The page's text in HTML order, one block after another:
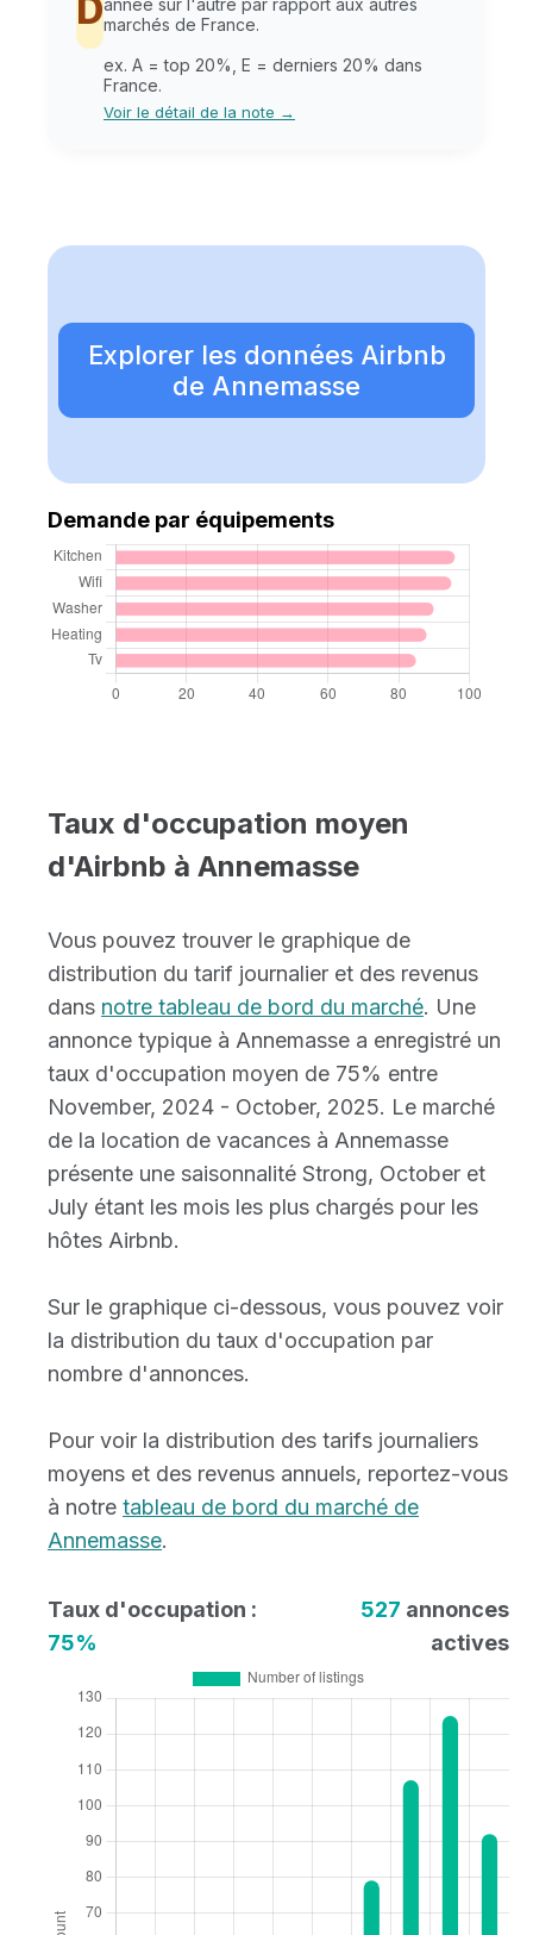
Dannée sur l'autre par rapport aux autres
marchés de France.
ex. A = top 20%, E = derniers 20% dans
France.
Voir le détail de la note →
Explorer les données Airbnb
de Annemasse
Demande par équipements
Taux d'occupation moyen
d'Airbnb à Annemasse
Vous pouvez trouver le graphique de
distribution du tarif journalier et des revenus
dans notre tableau de bord du marché. Une
annonce typique à Annemasse a enregistré un
taux d'occupation moyen de 75% entre
November, 2024 - October, 2025. Le marché
de la location de vacances à Annemasse
présente une saisonnalité Strong, October et
July étant les mois les plus chargés pour les
hôtes Airbnb.
Sur le graphique ci-dessous, vous pouvez voir
la distribution du taux d'occupation par
nombre d'annonces.
Pour voir la distribution des tarifs journaliers
moyens et des revenus annuels, reportez-vous
à notre tableau de bord du marché de
Annemasse.
Taux d'occupation :
75%
527 annonces
actives